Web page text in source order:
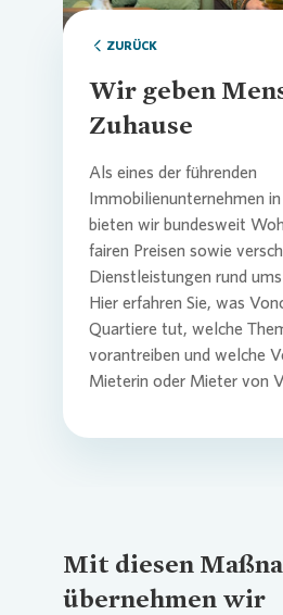
Meine Stadt
Weitere Angebote
Login
ZURÜCK
Wir geben
Zuhause
Als eines der führenden
Immobilienunternehmen
bieten wir bundesweit
fairen Preisen sowie
Dienstleistungen rund
Hier erfahren Sie, was
Quartiere tut, welche
vorantreiben und welche
Mieterin oder Mieter von
Mit diesen
übernehmen wir